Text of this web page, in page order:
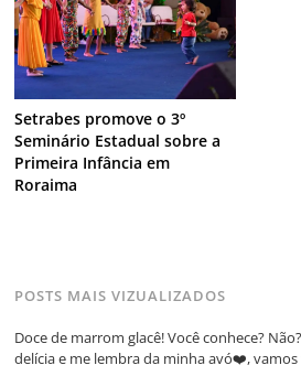
Setrabes promove o 3º
Seminário Estadual sobre a
Primeira Infância em
Roraima
POSTS MAIS VIZUALIZADOS
Doce de marrom glacê! Você conhece?
delícia e me lembra da minha avó❤️, vamos